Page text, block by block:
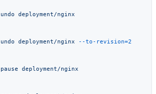
undo
undo deployment/nginx
pause